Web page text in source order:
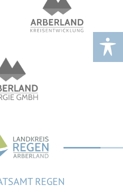
REGEN